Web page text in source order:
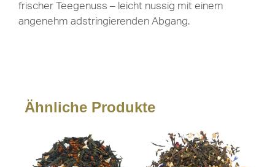
frischer Teegenuss – leicht nussig mit einem
angenehm adstringierenden Abgang.
Ähnliche Produkte